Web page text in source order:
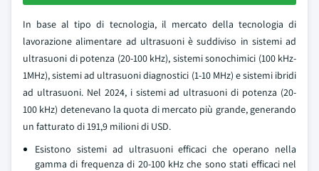
In base al tipo di tecnologia, il mercato della tecnologia di
lavorazione alimentare ad ultrasuoni è suddiviso in sistemi ad
ultrasuoni di potenza (20-100 kHz), sistemi sonochimici (100 kHz-
1MHz), sistemi ad ultrasuoni diagnostici (1-10 MHz) e sistemi ibridi
ad ultrasuoni. Nel 2024, i sistemi ad ultrasuoni di potenza (20-
100 kHz) detenevano la quota di mercato più grande, generando
un fatturato di 191,9 milioni di USD.
Esistono sistemi ad ultrasuoni efficaci che operano nella
gamma di frequenza di 20-100 kHz che sono stati efficaci nel